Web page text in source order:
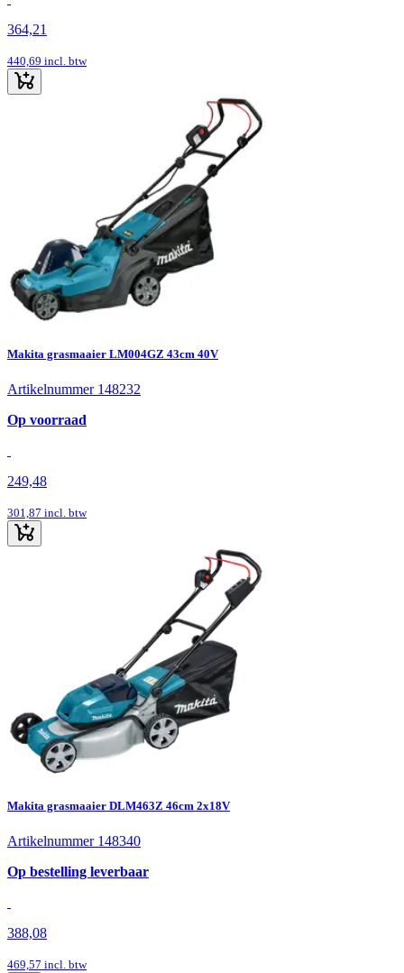
364,21
440,69 incl. btw
Makita grasmaaier LM004GZ 43cm 40V
Artikelnummer 148232
Op voorraad
249,48
301,87 incl. btw
Makita grasmaaier DLM463Z 46cm 2x18V
Artikelnummer 148340
Op bestelling leverbaar
388,08
469,57 incl. btw